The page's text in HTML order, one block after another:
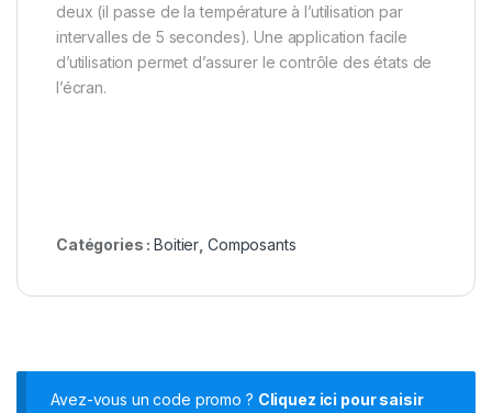
deux (il passe de la température à l’utilisation par
intervalles de 5 secondes). Une application facile
d’utilisation permet d’assurer le contrôle des états de
l’écran.
Catégories :Boitier Composants
Avez-vous un code promo ? Cliquez ici pour saisir